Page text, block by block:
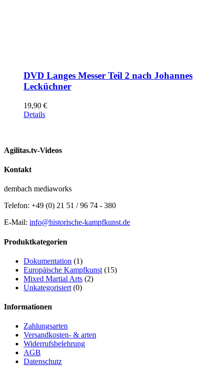
DVD Langes Messer Teil 2 nach Johannes
Lecküchner
19,90 €
Details
Agilitas.tv-Videos
Kontakt
dembach mediaworks
Telefon: +49 (0) 21 51 / 96 74 - 380
E-Mail: info@historische-kampfkunst.de
Produktkategorien
Dokumentation (1)
Europäische Kampfkunst (15)
Mixed Martial Arts (2)
Unkategorisiert (0)
Informationen
Zahlungsarten
Versandkosten- & arten
Widerrufsbelehrung
AGB
Datenschutz